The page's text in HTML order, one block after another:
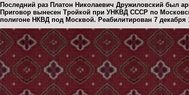
Последний раз Платон Николаевич Дружиловский был
Приговор вынесен Тройкой при УНКВД СССР по
полигоне НКВД под Москвой. Реабилитирован 7 декaбря